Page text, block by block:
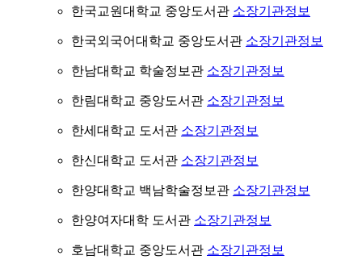
한국교원대학교 중앙도서관 소장기관정보
한국외국어대학교 중앙도서관 소장기관정보
한남대학교 학술정보관 소장기관정보
한림대학교 중앙도서관 소장기관정보
한세대학교 도서관 소장기관정보
한신대학교 도서관 소장기관정보
한양대학교 백남학술정보관 소장기관정보
한양여자대학 도서관 소장기관정보
호남대학교 중앙도서관 소장기관정보